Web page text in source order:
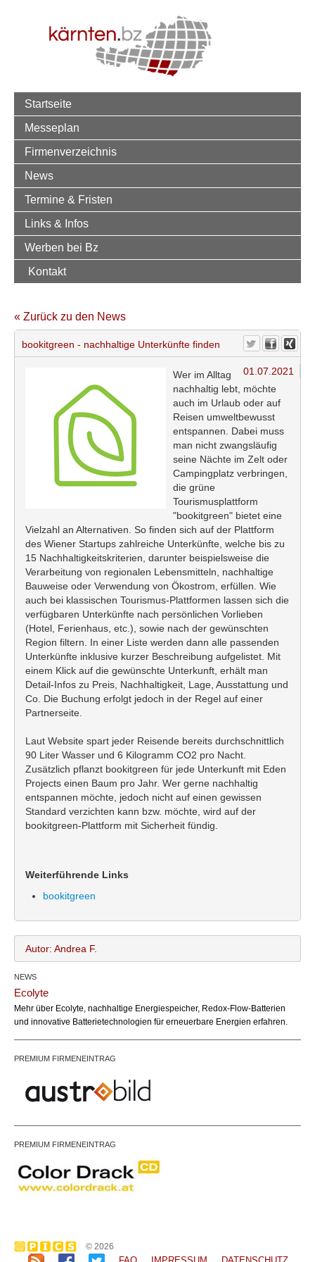
Startseite
Messeplan
Firmenverzeichnis
News
Termine & Fristen
Links & Infos
Werben bei Bz
Kontakt
« Zurück zu den News
bookitgreen - nachhaltige Unterkünfte finden
01.07.2021
Wer im Alltag
nachhaltig lebt, möchte
auch im Urlaub oder auf
Reisen umweltbewusst
entspannen. Dabei muss
man nicht zwangsläufig
seine Nächte im Zelt oder
Campingplatz verbringen,
die grüne
Tourismusplattform
"bookitgreen" bietet eine
Vielzahl an Alternativen. So finden sich auf der Plattform
des Wiener Startups zahlreiche Unterkünfte, welche bis zu
15 Nachhaltigkeitskriterien, darunter beispielsweise die
Verarbeitung von regionalen Lebensmitteln, nachhaltige
Bauweise oder Verwendung von Ökostrom, erfüllen. Wie
auch bei klassischen Tourismus-Plattformen lassen sich die
verfügbaren Unterkünfte nach persönlichen Vorlieben
(Hotel, Ferienhaus, etc.), sowie nach der gewünschten
Region filtern. In einer Liste werden dann alle passenden
Unterkünfte inklusive kurzer Beschreibung aufgelistet. Mit
einem Klick auf die gewünschte Unterkunft, erhält man
Detail-Infos zu Preis, Nachhaltigkeit, Lage, Ausstattung und
Co. Die Buchung erfolgt jedoch in der Regel auf einer
Partnerseite.
Laut Website spart jeder Reisende bereits durchschnittlich
90 Liter Wasser und 6 Kilogramm CO2 pro Nacht.
Zusätzlich pflanzt bookitgreen für jede Unterkunft mit Eden
Projects einen Baum pro Jahr. Wer gerne nachhaltig
entspannen möchte, jedoch nicht auf einen gewissen
Standard verzichten kann bzw. möchte, wird auf der
bookitgreen-Plattform mit Sicherheit fündig.
Weiterführende Links
bookitgreen
Autor: Andrea F.
Email:
NEWS
Ecolyte
Mehr über Ecolyte, nachhaltige Energiespeicher, Redox-Flow-Batterien
und innovative Batterietechnologien für erneuerbare Energien erfahren.
PREMIUM FIRMENEINTRAG
PREMIUM FIRMENEINTRAG
© 2026